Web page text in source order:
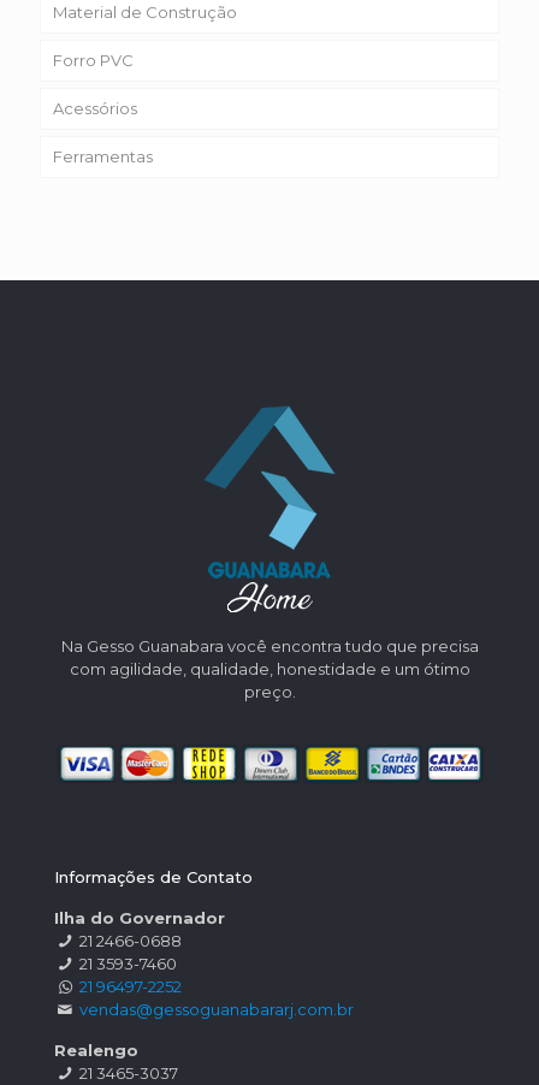
Material de Construção
Forro PVC
Acessórios
Ferramentas
Na Gesso Guanabara você encontra tudo que precisa
com agilidade, qualidade, honestidade e um ótimo
preço.
Informações de Contato
Ilha do Governador
21 2466-0688
21 3593-7460
21 96497-2252
vendas@gessoguanabararj.com.br
Realengo
21 3465-3037